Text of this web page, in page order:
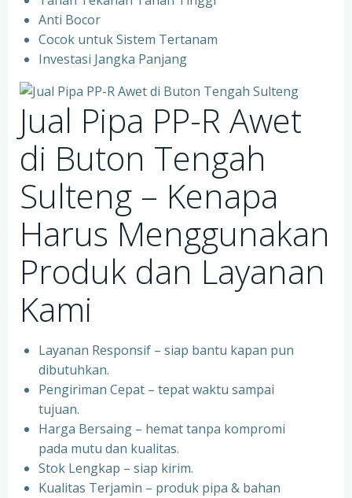
Anti Bocor
Cocok untuk Sistem Tertanam
Investasi Jangka Panjang
Jual Pipa PP-R Awet
di Buton Tengah
Sulteng – Kenapa
Harus Menggunakan
Produk dan Layanan
Kami
Layanan Responsif – siap bantu kapan pun
dibutuhkan.
Pengiriman Cepat – tepat waktu sampai
tujuan.
Harga Bersaing – hemat tanpa kompromi
pada mutu dan kualitas.
Stok Lengkap – siap kirim.
Kualitas Terjamin – produk pipa & bahan